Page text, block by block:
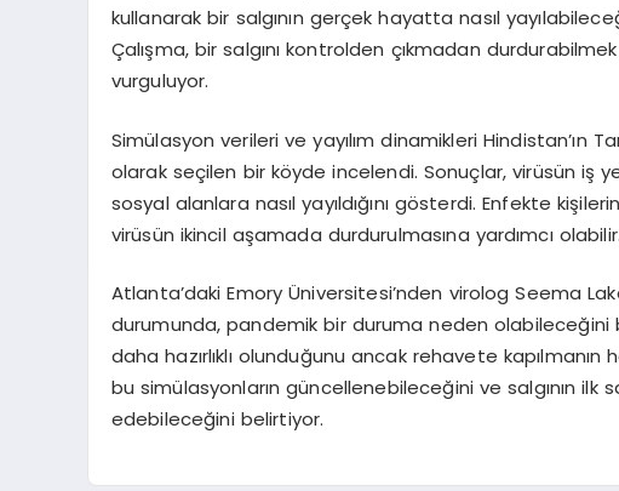
kullanarak bir salgının gerçek hayatta nasıl
Çalışma, bir salgını kontrolden çıkmadan
vurguluyor.
Simülasyon verileri ve yayılım dinamikleri
olarak seçilen bir köyde incelendi. Sonuçlar, virüsün iş
sosyal alanlara nasıl yayıldığını gösterdi. Enfekte
virüsün ikincil aşamada durdurulmasına yardımcı olabilir.
Atlanta’daki Emory Üniversitesi’nden virolog Seema
durumunda, pandemik bir duruma neden olabileceğini
daha hazırlıklı olunduğunu ancak rehavete kapılmanın
bu simülasyonların güncellenebileceğini ve salgının
edebileceğini belirtiyor.